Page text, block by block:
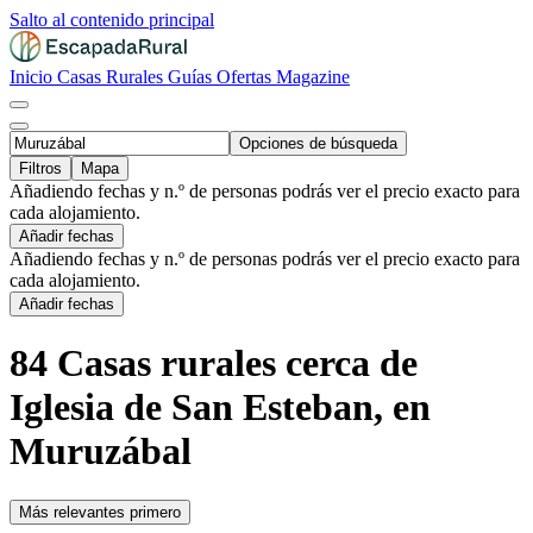
Salto al contenido principal
Inicio Casas Rurales Guías Ofertas Magazine
Opciones de búsqueda
Filtros
Mapa
Añadiendo fechas y n.º de personas podrás ver el precio exacto para
cada alojamiento.
Añadir fechas
Añadiendo fechas y n.º de personas podrás ver el precio exacto para
cada alojamiento.
Añadir fechas
84 Casas rurales cerca de
Iglesia de San Esteban, en
Muruzábal
Más relevantes primero